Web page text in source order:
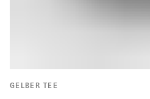
GELBER TEE